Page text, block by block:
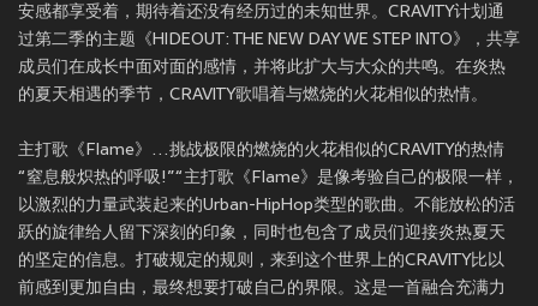
安感都享受着，期待着还没有经历过的未知世界。CRAVITY计划通
过第二季的主题《HIDEOUT: THE NEW DAY WE STEP INTO》，共享
成员们在成长中面对面的感情，并将此扩大与大众的共鸣。在炎热
的夏天相遇的季节，CRAVITY歌唱着与燃烧的火花相似的热情。
主打歌《Flame》…挑战极限的燃烧的火花相似的CRAVITY的热情
“窒息般炽热的呼吸!”“主打歌《Flame》是像考验自己的极限一样，
以激烈的力量武装起来的Urban-HipHop类型的歌曲。不能放松的活
跃的旋律给人留下深刻的印象，同时也包含了成员们迎接炎热夏天
的坚定的信息。打破规定的规则，来到这个世界上的CRAVITY比以
前感到更加自由，最终想要打破自己的界限。这是一首融合充满力